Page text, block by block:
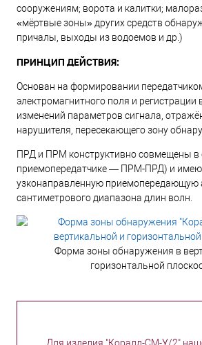
сооружениям; ворота и калитки;
«мёртвые зоны» других средств
причалы, выходы из водоемов и др.)
ПРИНЦИП ДЕЙСТВИЯ:
Основан на формировании
электромагнитного поля и
изменений параметров сигнала,
нарушителя, пересекающего зону
ПРД и ПРМ конструктивно совмещены в
приемопередатчике — ПРМ-ПРД) и
узконаправленную приемопередающую
сантиметрового диапазона длин волн.
Форма зоны обнаружения в
горизонтальной
Для изделия "Коралл-СМ-У/2"